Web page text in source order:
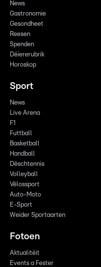
News
Gastronomie
Gesondheet
Reesen
Spenden
Déiererubrik
Horoskop
Sport
News
Live Arena
F1
Futtball
Basketball
Handball
Dëschtennis
Volleyball
Vëlossport
Auto-Moto
E-Sport
Weider Sportaarten
Fotoen
Aktualitéit
Events a Fester